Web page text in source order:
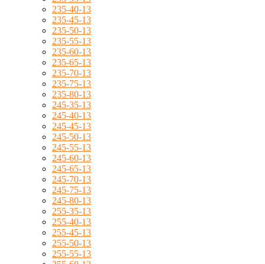
235-40-13
235-45-13
235-50-13
235-55-13
235-60-13
235-65-13
235-70-13
235-75-13
235-80-13
245-35-13
245-40-13
245-45-13
245-50-13
245-55-13
245-60-13
245-65-13
245-70-13
245-75-13
245-80-13
255-35-13
255-40-13
255-45-13
255-50-13
255-55-13